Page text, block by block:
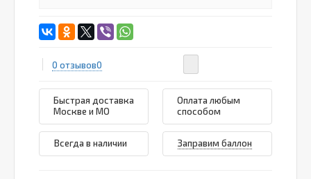
0 отзывов0
Быстрая доставка
Москве и МО
Оплата любым
способом
Всегда в наличии Заправим баллон